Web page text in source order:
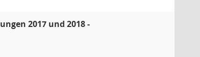
2017 und 2018 -